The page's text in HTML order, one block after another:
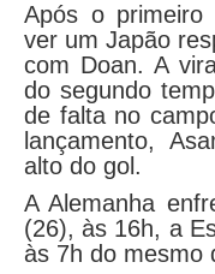
Após o primeiro
ver um Japão
com Doan. A
do segundo
de falta no
lançamento,
alto do gol.
A Alemanha
(26), às 16h, a
às 7h do mesmo